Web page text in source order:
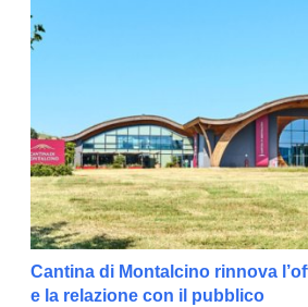
Cantina di Montalcino rinnova
e la relazione con il pubblico